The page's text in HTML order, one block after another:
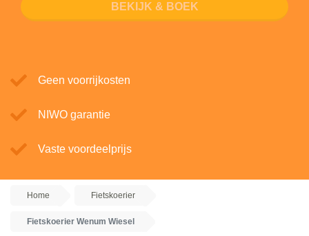
BEKIJK & BOEK
Geen voorrijkosten
NIWO garantie
Vaste voordeelprijs
Home Fietskoerier
Fietskoerier Wenum Wiesel